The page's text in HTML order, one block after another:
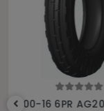
6.00-16 6PR AG20